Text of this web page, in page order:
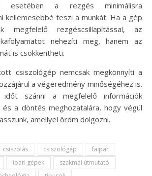
esetében a rezgés minimálisra
kellemesebbé teszi a munkát. Ha a gép
megfelelő rezgéscsillapítással, az
nehezíti meg, hanem az
is csökkentheti.
csiszológép nemcsak megkönnyíti a
a végeredmény minőségéhez is.
szánni a megfelelő információk
a döntés meghozatalára, hogy végül
amellyel öröm dolgozni.
csiszolás csiszológép
faipar
ipari gépek
szakmai útmutató